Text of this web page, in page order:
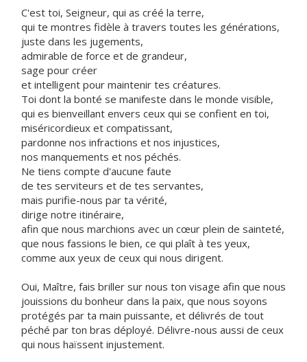
C'est toi, Seigneur, qui as créé la terre,
qui te montres fidèle à travers toutes les générations,
juste dans les jugements,
admirable de force et de grandeur,
sage pour créer
et intelligent pour maintenir tes créatures.
Toi dont la bonté se manifeste dans le monde visible,
qui es bienveillant envers ceux qui se confient en toi,
miséricordieux et compatissant,
pardonne nos infractions et nos injustices,
nos manquements et nos péchés.
Ne tiens compte d'aucune faute
de tes serviteurs et de tes servantes,
mais purifie-nous par ta vérité,
dirige notre itinéraire,
afin que nous marchions avec un cœur plein de sainteté,
que nous fassions le bien, ce qui plaît à tes yeux,
comme aux yeux de ceux qui nous dirigent.
Oui, Maître, fais briller sur nous ton visage afin que nous
jouissions du bonheur dans la paix, que nous soyons
protégés par ta main puissante, et délivrés de tout
péché par ton bras déployé. Délivre-nous aussi de ceux
qui nous haïssent injustement.